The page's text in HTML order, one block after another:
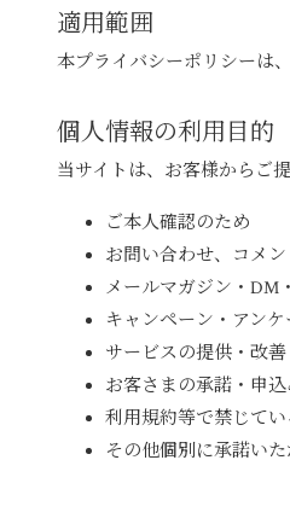
適用範囲
本プライバシーポリシーは
個人情報の利用目的
当サイトは、お客様からご
ご本人確認のため
お問い合わせ、コメ
メールマガジン・DM
キャンペーン・アン
サービスの提供・改
お客さまの承諾・申
利用規約等で禁じて
その他個別に承諾い